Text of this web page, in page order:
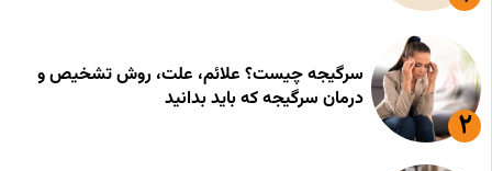
سرگیجه چیست؟ علائم، علت، روش تشخیص و
درمان سرگیجه که باید بدانید